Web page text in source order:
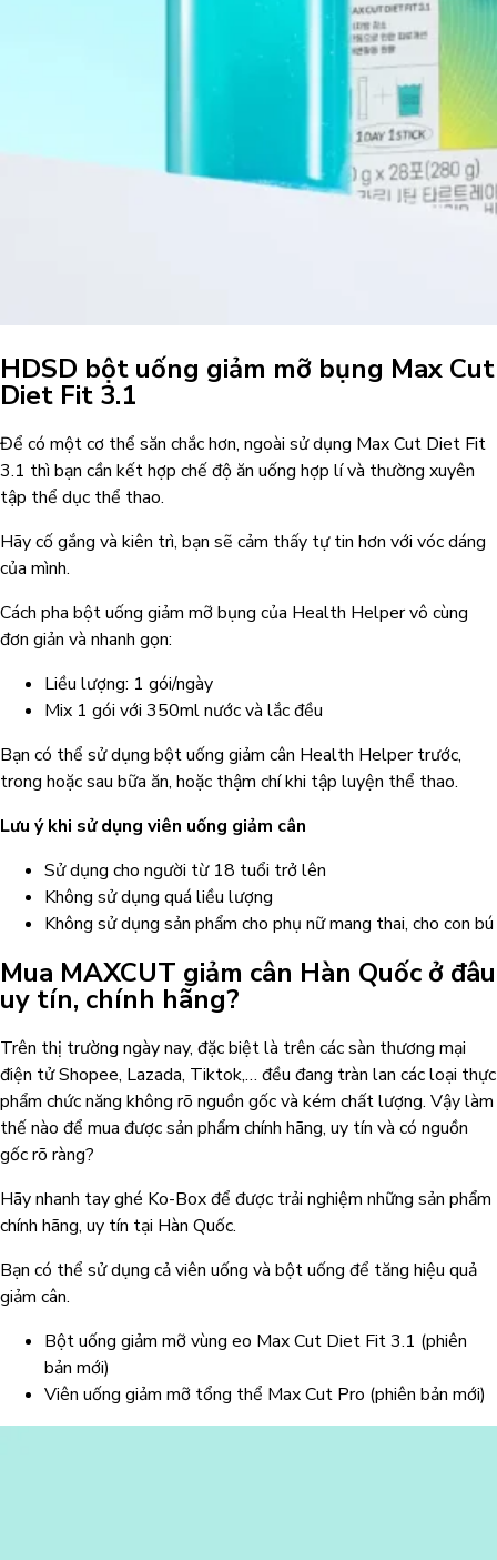
HDSD bột uống giảm mỡ bụng Max Cut
Diet Fit 3.1
Để có một cơ thể săn chắc hơn, ngoài sử dụng Max Cut Diet Fit
3.1 thì bạn cần kết hợp chế độ ăn uống hợp lí và thường xuyên
tập thể dục thể thao.
Hãy cố gắng và kiên trì, bạn sẽ cảm thấy tự tin hơn với vóc dáng
của mình.
Cách pha bột uống giảm mỡ bụng của Health Helper vô cùng
đơn giản và nhanh gọn:
Liều lượng: 1 gói/ngày
Mix 1 gói với 350ml nước và lắc đều
Bạn có thể sử dụng bột uống giảm cân Health Helper trước,
trong hoặc sau bữa ăn, hoặc thậm chí khi tập luyện thể thao.
Lưu ý khi sử dụng viên uống giảm cân
Sử dụng cho người từ 18 tuổi trở lên
Không sử dụng quá liều lượng
Không sử dụng sản phẩm cho phụ nữ mang thai, cho con bú
Mua MAXCUT giảm cân Hàn Quốc ở đâu
uy tín, chính hãng?
Trên thị trường ngày nay, đặc biệt là trên các sàn thương mại
điện tử Shopee, Lazada, Tiktok,… đều đang tràn lan các loại thực
phẩm chức năng không rõ nguồn gốc và kém chất lượng. Vậy làm
thế nào để mua được sản phẩm chính hãng, uy tín và có nguồn
gốc rõ ràng?
Hãy nhanh tay ghé Ko-Box để được trải nghiệm những sản phẩm
chính hãng, uy tín tại Hàn Quốc.
Bạn có thể sử dụng cả viên uống và bột uống để tăng hiệu quả
giảm cân.
Bột uống giảm mỡ vùng eo Max Cut Diet Fit 3.1 (phiên
bản mới)
Viên uống giảm mỡ tổng thể Max Cut Pro (phiên bản mới)